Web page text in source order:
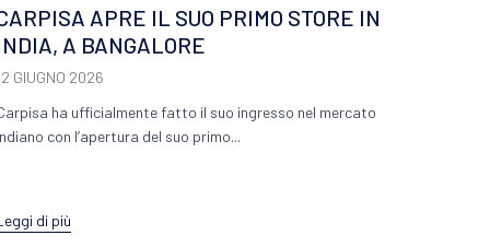
APRE IL SUO PRIMO STORE IN
A BANGALORE
GIUGNO 2026
ha ufficialmente fatto il suo ingresso nel mercato
con l’apertura del suo primo...
di più